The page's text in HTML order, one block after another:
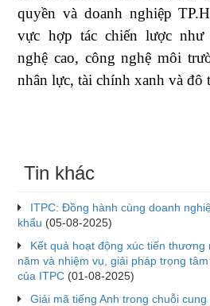
quyền và doanh nghiệp
vực hợp tác chiến lược như
nghệ cao, công nghệ môi
nhân lực, tài chính xanh và đô
Tin khác
ITPC: Đồng hành cùng doanh
khẩu (05-08-2025)
Kết quả hoạt động xúc tiến
năm và nhiệm vụ, giải pháp trọng
của ITPC (01-08-2025)
Giải mã tiếng Anh trong chuỗi